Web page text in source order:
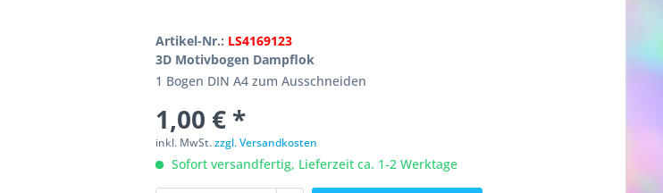
Artikel-Nr.: LS4169123
3D Motivbogen Dampflok
1 Bogen DIN A4 zum Ausschneiden
1,00 € *
inkl. MwSt.zzgl. Versandkosten
Sofort versandfertig, Lieferzeit ca. 1-2 Werktage